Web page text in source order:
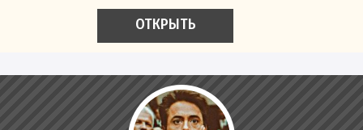
ОТКРЫТЬ